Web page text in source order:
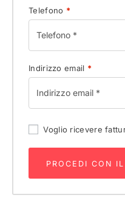
Telefono *
Indirizzo email *
Voglio ricevere
PROCEDI CON